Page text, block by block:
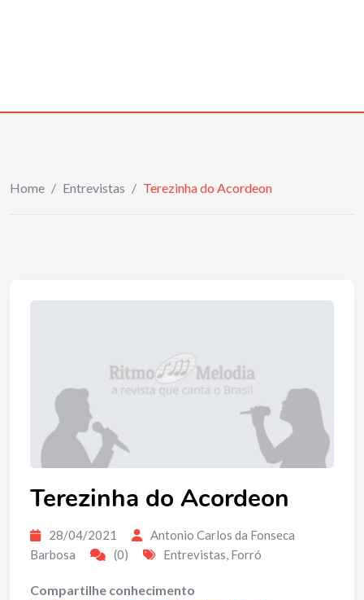
Home / Entrevistas / Terezinha do Acordeon
Terezinha do Acordeon
28/04/2021
Antonio Carlos da Fonseca
Barbosa
(0) Entrevistas, Forró
Compartilhe conhecimento